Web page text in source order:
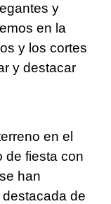
y
en la
y los cortes
y destacar
en el
de fiesta con
han
de